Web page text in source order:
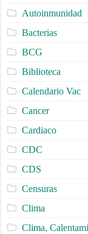
Autoinmunidad
Bacterias
BCG
Biblioteca
Calendario Vac
Cancer
Cardiaco
CDC
CDS
Censuras
Clima
Clima,